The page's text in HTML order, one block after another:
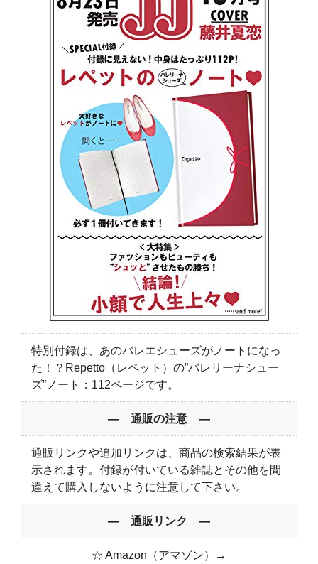
特別付録は、あのバレエシューズがノートになっ
た！？Repetto（レペット）の”バレリーナシュー
ズ”ノート：112ページです。
― 通販の注意 ―
通販リンクや追加リンクは、商品の検索結果が表
示されます。付録が付いている雑誌とその他を間
違えて購入しないように注意して下さい。
― 通販リンク ―
☆ Amazon（アマゾン）→